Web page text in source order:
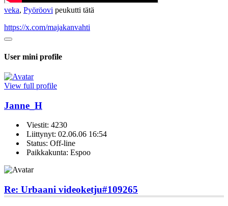
veka, Pyöröovi peukutti tätä
https://x.com/majakanvahti
User mini profile
View full profile
Janne_H
Viestit: 4230
Liittynyt: 02.06.06 16:54
Status: Off-line
Paikkakunta: Espoo
Re: Urbaani videoketju#109265